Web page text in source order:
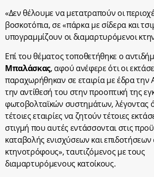
«Δεν θέλουμε να μετατραπούν οι
βοσκοτόπια, σε «πάρκα με σίδερα και
υπογραμμίζουν οι διαμαρτυρόμενοι
Επί του θέματος τοποθετήθηκε ο
Μπαλάσκας, αφού ανέφερε ότι οι
παραχωρήθηκαν σε εταιρία με έδρα την
την αντίθεσή του στην προοπτική της
φωτοβολταϊκών συστημάτων, λέγοντας
τέτοιες εταιρίες να ζητούν τέτοιες
στιγμή που αυτές εντάσσονται στις
καταβολής ενισχύσεων και
κτηνοτρόφους», ταυτιζόμενος με τους
διαμαρτυρόμενους κατοίκους.